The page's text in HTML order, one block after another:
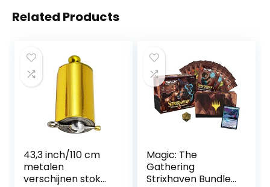
Related Products
43,3 inch/110 cm
metalen
verschijnen stok
Magic: The
Gathering
Strixhaven Bundle,